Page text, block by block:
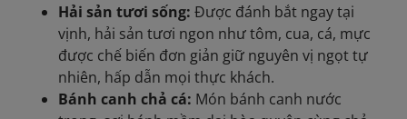
Hải sản tươi sống: Được đánh bắt ngay tại
vịnh, hải sản tươi ngon như tôm, cua, cá, mực
được chế biến đơn giản giữ nguyên vị ngọt tự
nhiên, hấp dẫn mọi thực khách.
Bánh canh chả cá: Món bánh canh nước